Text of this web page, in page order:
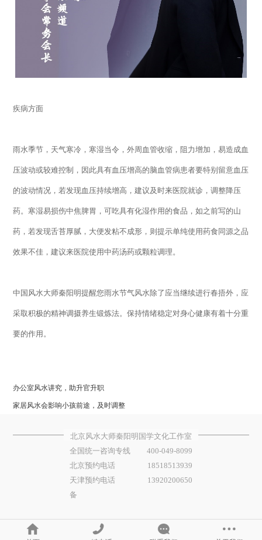
疾病方面
雨水季节，天气寒冷，寒湿当令，外周血管收缩，阻力增加，易造成血
压波动或较难控制，因此具有血压增高的脑血管病患者要特别留意血压
的波动情况，若发现血压持续增高，建议及时来医院就诊，调整降压
药。寒湿易损伤中焦脾胃，可吃具有化湿作用的食品，如之前写的山
药，若发现舌苔厚腻，大便发粘不成形，则提示单纯使用药食同源之品
效果不佳，建议来医院使用中药汤药或颗粒调理。
中国风水大师秦阳明提醒您雨水节气风水除了应当继续进行春捂外，应
采取积极的精神调摄养生锻炼法。保持情绪稳定对身心健康有着十分重
要的作用。
办公室风水讲究，助升官升职
家居风水会影响小孩前途，及时调整
北京风水大师秦阳明国学文化工作室
全国统一咨询专线
400-049-8099
北京预约电话
18518513939
天津预约电话
13920200650
备